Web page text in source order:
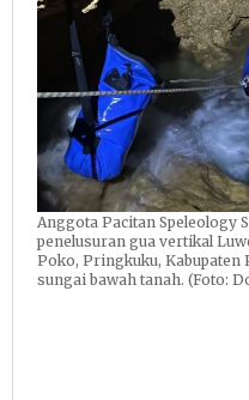
Anggota Pacitan Speleology
penelusuran gua vertikal
Poko, Pringkuku, Kabupaten
sungai bawah tanah. (Foto: